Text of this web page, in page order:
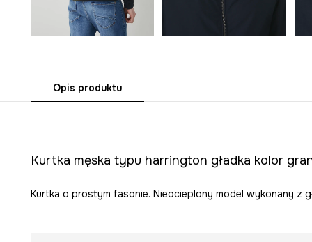
Opis produktu
Kurtka męska typu harrington gładka kolor
Kurtka o prostym fasonie. Nieocieplony model wykonany z